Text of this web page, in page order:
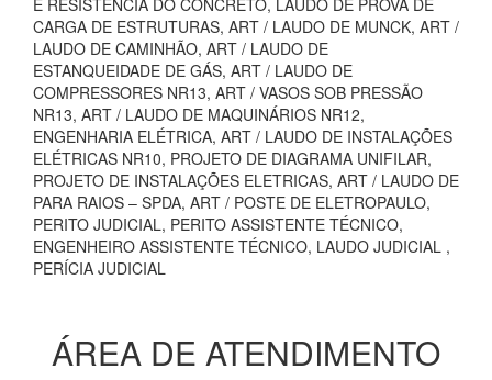
E RESISTÊNCIA DO CONCRETO, LAUDO DE PROVA DE
CARGA DE ESTRUTURAS, ART / LAUDO DE MUNCK, ART /
LAUDO DE CAMINHÃO, ART / LAUDO DE
ESTANQUEIDADE DE GÁS, ART / LAUDO DE
COMPRESSORES NR13, ART / VASOS SOB PRESSÃO
NR13, ART / LAUDO DE MAQUINÁRIOS NR12,
ENGENHARIA ELÉTRICA, ART / LAUDO DE INSTALAÇÕES
ELÉTRICAS NR10, PROJETO DE DIAGRAMA UNIFILAR,
PROJETO DE INSTALAÇÕES ELETRICAS, ART / LAUDO DE
PARA RAIOS – SPDA, ART / POSTE DE ELETROPAULO,
PERITO JUDICIAL, PERITO ASSISTENTE TÉCNICO,
ENGENHEIRO ASSISTENTE TÉCNICO, LAUDO JUDICIAL ,
PERÍCIA JUDICIAL
ÁREA DE ATENDIMENTO